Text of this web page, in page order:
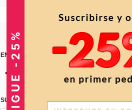
ENCUÉNTRANOS EN
SUSCRÍBETE PARA RECIBIR OFERTAS